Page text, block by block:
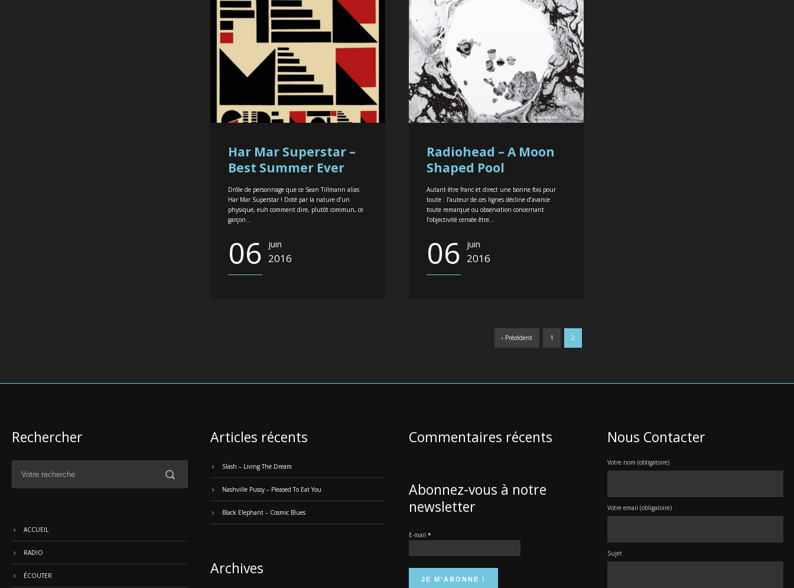
Har Mar Superstar –
Best Summer Ever
Drôle de personnage que ce Sean Tillmann alias
Har Mar Superstar ! Doté par la nature d’un
physique, euh comment dire, plutôt commun, ce
garçon...
06 juin
2016
Radiohead – A Moon
Shaped Pool
Autant être franc et direct une bonne fois pour
toute : l’auteur de ces lignes décline d’avance
toute remarque ou observation concernant
l’objectivité censée être...
06 juin
2016
‹ Précédent 1 2
Rechercher
ACCUEIL
RADIO
ÉCOUTER
Articles récents
Slash – Living The Dream
Nashville Pussy – Pleased To Eat You
Black Elephant – Cosmic Blues
Archives
Commentaires récents
Abonnez-vous à notre
newsletter
E-mail *
Nous Contacter
Votre nom (obligatoire)
Votre email (obligatoire)
Sujet